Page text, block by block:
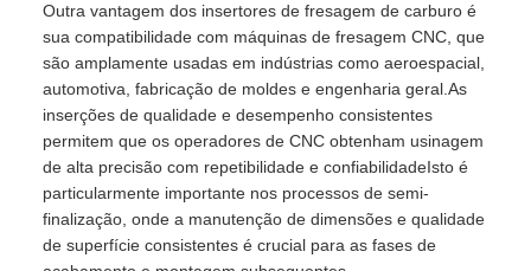
Outra vantagem dos insertores de fresagem de carburo é
sua compatibilidade com máquinas de fresagem CNC, que
são amplamente usadas em indústrias como aeroespacial,
automotiva, fabricação de moldes e engenharia geral.As
inserções de qualidade e desempenho consistentes
permitem que os operadores de CNC obtenham usinagem
de alta precisão com repetibilidade e confiabilidadeIsto é
particularmente importante nos processos de semi-
finalização, onde a manutenção de dimensões e qualidade
de superfície consistentes é crucial para as fases de